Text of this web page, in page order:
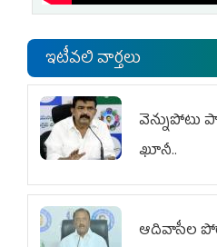
ఇటీవలి వార్తలు
వెన్నుపోటు
ఖూనీ..
ఆదివాసీల